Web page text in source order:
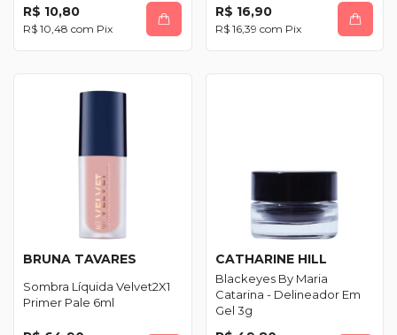
R$ 10,80
R$ 10,48 com Pix
R$ 16,90
R$ 16,39 com Pix
BRUNA TAVARES
Sombra Líquida Velvet2X1
Primer Pale 6ml
CATHARINE HILL
Blackeyes By Maria
Catarina - Delineador Em
Gel 3g